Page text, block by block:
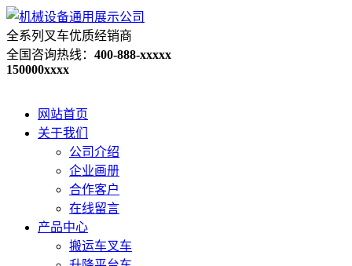
全系列叉车优质经销商
全国咨询热线： 400-888-xxxxx
150000xxxx
网站首页
关于我们
公司介绍
企业画册
合作客户
在线留言
产品中心
搬运车叉车